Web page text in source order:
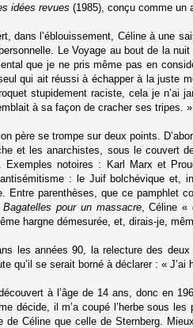
idées revues (1985), conçu comme un
dans l’éblouissement, Céline à une
Le Voyage au bout de la
que je ne pris même pas en
qui ait réussi à échapper à la juste
stupidement raciste, cela je n’ai
à sa façon de cracher ses tripes. »
père se trompe sur deux points.
et les anarchistes, sous le couvert
Exemples notoires : Karl Marx et
: le Juif bolchévique
Entre parenthèses, que ce pamphlet
Bagatelles pour un massacre, Céline «
hargne démesurée, et, dirais-je,
les années 90, la relecture des
qu’il se serait borné à déclarer : «
à l’âge de 14 ans, donc en
décide, il m’a coupé l’herbe sous
de Céline que celle de Sternberg.